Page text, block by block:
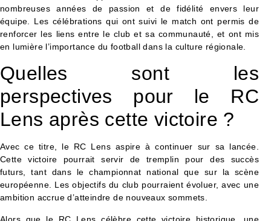
nombreuses années de passion et de fidélité envers leur
équipe. Les célébrations qui ont suivi le match ont permis de
renforcer les liens entre le club et sa communauté, et ont mis
en lumière l’importance du football dans la culture régionale.
Quelles sont les
perspectives pour le RC
Lens après cette victoire ?
Avec ce titre, le RC Lens aspire à continuer sur sa lancée.
Cette victoire pourrait servir de tremplin pour des succès
futurs, tant dans le championnat national que sur la scène
européenne. Les objectifs du club pourraient évoluer, avec une
ambition accrue d’atteindre de nouveaux sommets.